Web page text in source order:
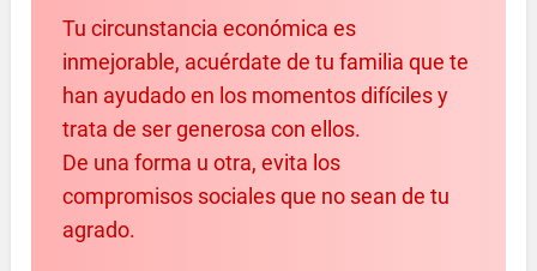
Tu circunstancia económica es
inmejorable, acuérdate de tu familia que te
han ayudado en los momentos difíciles y
trata de ser generosa con ellos.
De una forma u otra, evita los
compromisos sociales que no sean de tu
agrado.